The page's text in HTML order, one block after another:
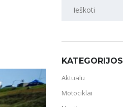
PAIEŠKA
KATEGORIJOS
Aktualu
Motociklai